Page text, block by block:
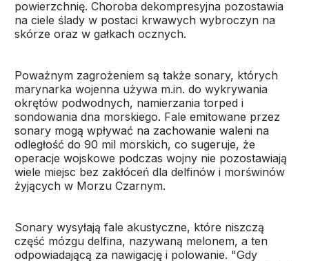
powierzchnię. Choroba dekompresyjna pozostawia
na ciele ślady w postaci krwawych wybroczyn na
skórze oraz w gałkach ocznych.
Poważnym zagrożeniem są także sonary, których
marynarka wojenna używa m.in. do wykrywania
okrętów podwodnych, namierzania torped i
sondowania dna morskiego. Fale emitowane przez
sonary mogą wpływać na zachowanie waleni na
odległość do 90 mil morskich, co sugeruje, że
operacje wojskowe podczas wojny nie pozostawiają
wiele miejsc bez zakłóceń dla delfinów i morświnów
żyjących w Morzu Czarnym.
Sonary wysyłają fale akustyczne, które niszczą
część mózgu delfina, nazywaną melonem, a ten
odpowiadającą za nawigację i polowanie. "Gdy